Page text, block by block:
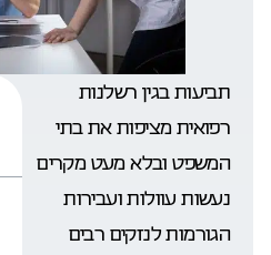
תביעות בגין רשלנות
רפואית מציפות את בתי
המשפט ובלא מעט מקרים
נעשות עוולות ועבירות
הגורמות לנזקים רבים